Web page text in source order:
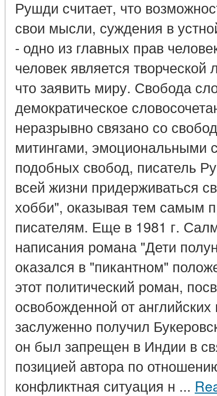
Рушди считает, что
свои мысли, суждения в
- одно из главных прав
человек является творческой
что заявить миру. Свобода
демократическое
неразрывно связано со
митингами, эмоциональными
подобных свобод, писатель
всей жизни придерживаться
хобби", оказывая тем самым
писателям. Еще в 1981 г.
написания романа "Дети
оказался в "пикантном"
этот политический роман,
освобожденной от
заслуженно получил
он был запрещен в Индии в
позицией автора по
конфликтная ситуация н ...